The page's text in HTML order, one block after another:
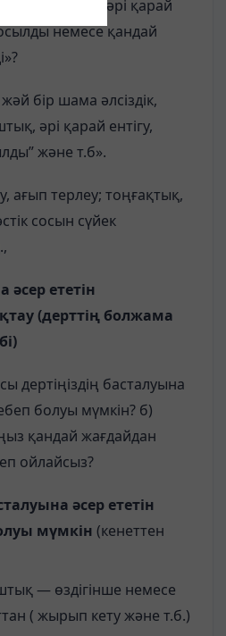
басталды; әрі қарай
немесе қандай
бір шама әлсіздік,
әрі қарай ентігу,
және т.б».
ағып терлеу; тоңғақтық,
сосын сүйек
әсер ететін
(дерттің болжама
дертіңіздің басталуына
болуы мүмкін? б)
қандай жағдайдан
ойлайсыз?
әсер ететін
мүмкін (кенеттен
— өздігінше немесе
( жырып кету және т.б.)